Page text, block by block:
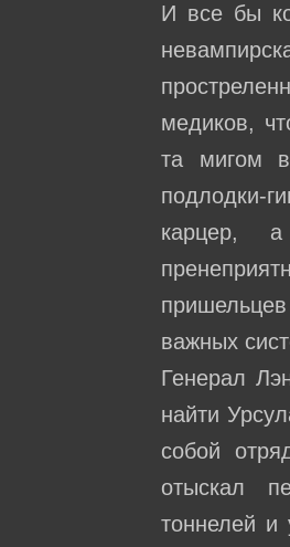
И все бы
медиков,
та мигом
подлодки-
карцер,
пришельцев
важных
Генерал
найти
собой
отыскал
тоннелей и